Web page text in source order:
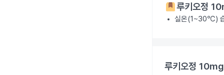
루키오정
실온(1~30℃)
루키오정 10mg